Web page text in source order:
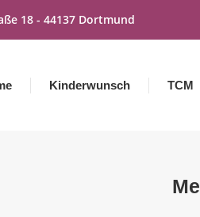
18 - 44137 Dortmund
Kinderwunsch TCM